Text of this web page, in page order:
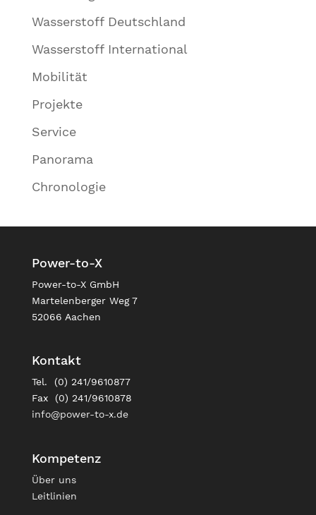
Wasserstoff Deutschland
Wasserstoff International
Mobilität
Projekte
Service
Panorama
Chronologie
Power-to-X
Power-to-X GmbH
Martelenberger Weg 7
52066 Aachen
Kontakt
Tel. (0) 241/9610877
Fax (0) 241/9610878
info@power-to-x.de
Kompetenz
Über uns
Leitlinien